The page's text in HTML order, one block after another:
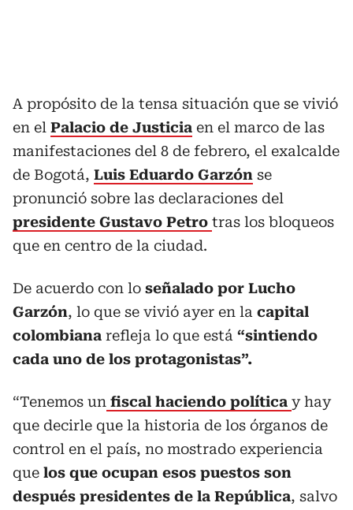
A propósito de la tensa situación que se vivió
en el Palacio de Justicia en el marco de las
manifestaciones del 8 de febrero, el exalcalde
de Bogotá, Luis Eduardo Garzón se
pronunció sobre las declaraciones del
presidente Gustavo Petro tras los bloqueos
que en centro de la ciudad.
De acuerdo con lo señalado por Lucho
Garzón, lo que se vivió ayer en la capital
colombiana refleja lo que está “sintiendo
cada uno de los protagonistas”.
“Tenemos un fiscal haciendo política y hay
que decirle que la historia de los órganos de
control en el país, no mostrado experiencia
que los que ocupan esos puestos son
después presidentes de la República, salvo